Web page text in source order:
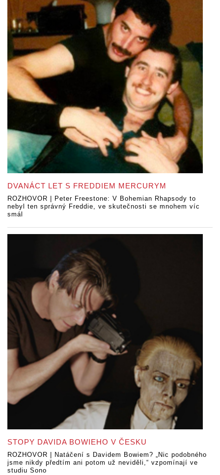
DVANÁCT LET S FREDDIEM MERCURYM
ROZHOVOR | Peter Freestone: V Bohemian Rhapsody to
nebyl ten správný Freddie, ve skutečnosti se mnohem víc
smál
STOPY DAVIDA BOWIEHO V ČESKU
ROZHOVOR | Natáčení s Davidem Bowiem? „Nic podobného
jsme nikdy předtím ani potom už neviděli,“ vzpomínají ve
studiu Sono